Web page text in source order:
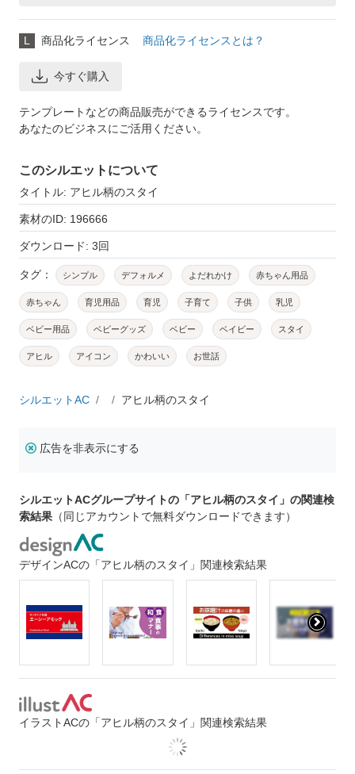
L 商品化ライセンス 商品化ライセンスとは？
今すぐ購入
テンプレートなどの商品販売ができるライセンスです。
あなたのビジネスにご活用ください。
このシルエットについて
タイトル: アヒル柄のスタイ
素材のID: 196666
ダウンロード: 3回
タグ： シンプル デフォルメ よだれかけ 赤ちゃん用品
赤ちゃん 育児用品 育児 子育て 子供 乳児
ベビー用品 ベビーグッズ ベビー ベイビー スタイ
アヒル アイコン かわいい お世話
シルエットAC アヒル柄のスタイ
広告を非表示にする
シルエットACグループサイトの「アヒル柄のスタイ」の関連検
索結果 （同じアカウントで無料ダウンロードできます）
デザインACの「アヒル柄のスタイ」関連検索結果
イラストACの「アヒル柄のスタイ」関連検索結果